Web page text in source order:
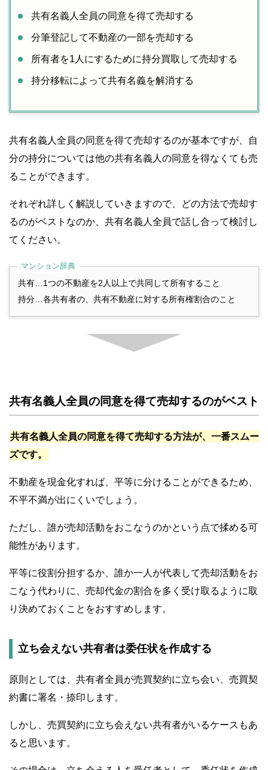
共有名義人全員の同意を得て売却する
分筆登記して不動産の一部を売却する
所有者を1人にするために持分買取して売却する
持分移転によって共有名義を解消する
共有名義人全員の同意を得て売却するのが基本ですが、自
分の持分については他の共有名義人の同意を得なくても売
ることができます。
それぞれ詳しく解説していきますので、どの方法で売却す
るのがベストなのか、共有名義人全員で話し合って検討し
てください。
共有…1つの不動産を2人以上で共同して所有すること
持分…各共有者の、共有不動産に対する所有権割合のこと
共有名義人全員の同意を得て売却するのがベスト
共有名義人全員の同意を得て売却する方法が、一番スムー
ズです。
不動産を現金化すれば、平等に分けることができるため、
不平不満が出にくいでしょう。
ただし、誰が売却活動をおこなうのかという点で揉める可
能性があります。
平等に役割分担するか、誰か一人が代表して売却活動をお
こなう代わりに、売却代金の割合を多く受け取るように取
り決めておくことをおすすめします。
立ち会えない共有者は委任状を作成する
原則としては、共有者全員が売買契約に立ち会い、売買契
約書に署名・捺印します。
しかし、売買契約に立ち会えない共有者がいるケースもあ
ると思います。